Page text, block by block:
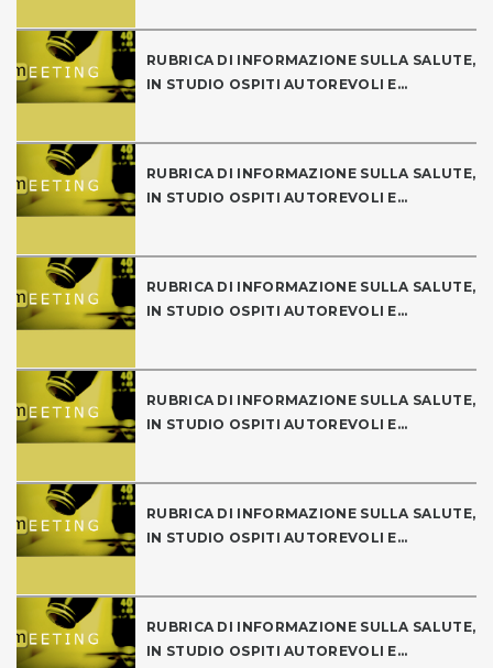
RUBRICA DI INFORMAZIONE SULLA SALUTE,
IN STUDIO OSPITI AUTOREVOLI E...
RUBRICA DI INFORMAZIONE SULLA SALUTE,
IN STUDIO OSPITI AUTOREVOLI E...
RUBRICA DI INFORMAZIONE SULLA SALUTE,
IN STUDIO OSPITI AUTOREVOLI E...
RUBRICA DI INFORMAZIONE SULLA SALUTE,
IN STUDIO OSPITI AUTOREVOLI E...
RUBRICA DI INFORMAZIONE SULLA SALUTE,
IN STUDIO OSPITI AUTOREVOLI E...
RUBRICA DI INFORMAZIONE SULLA SALUTE,
IN STUDIO OSPITI AUTOREVOLI E...